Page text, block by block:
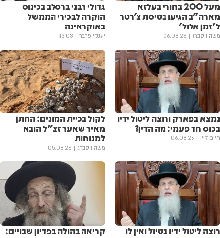
מעל 200 בחורי בעלזא
מארה"ב הגיעו בטיסת צ'רטר
ל'זמן אלול'
משה ויסברג 06.08.26
גדולי רבני ברסלב בכינוס
הוקרה לבכירי הממשל
באוקראינה
יענקי פרבר 13:03
נמצא בפארק ורוצה ליטול ידיו
בכוס חד פעמי: מה הדין?
חיים לוין 06.08.26
לקול בכיית המונים: החתן
מאיר שאער זצ"ל הובא
למנוחות
משה ויסברג 05.08.26
רוצה ליטול ידיו בטיול ואין לו
קריאה בהולה בפדיון שבויים: